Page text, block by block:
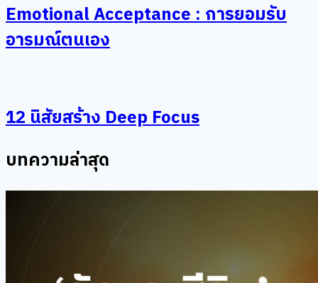
Emotional Acceptance : การยอมรับ
อารมณ์ตนเอง
12 นิสัยสร้าง Deep Focus
บทความล่าสุด